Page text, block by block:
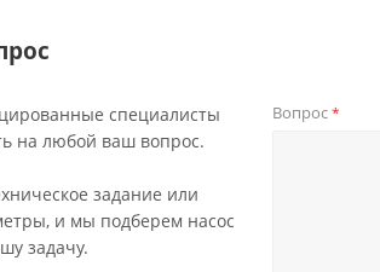
специалисты
на любой ваш вопрос.
задание или
и мы подберем насос
задачу.
Вопрос*